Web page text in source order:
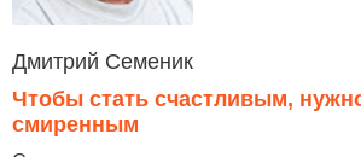
Дмитрий Семеник
Чтобы стать счастливым,
смиренным